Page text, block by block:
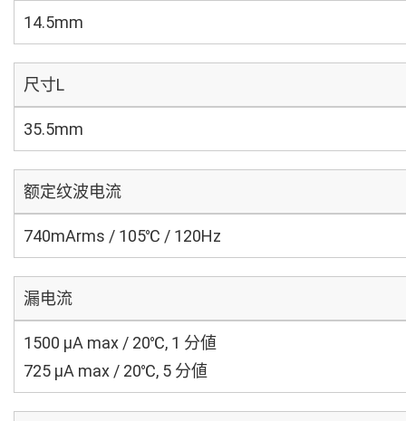
14.5mm
尺寸L
35.5mm
额定纹波电流
740mArms / 105℃ / 120Hz
漏电流
1500 μA max / 20℃, 1 分値
725 μA max / 20℃, 5 分値